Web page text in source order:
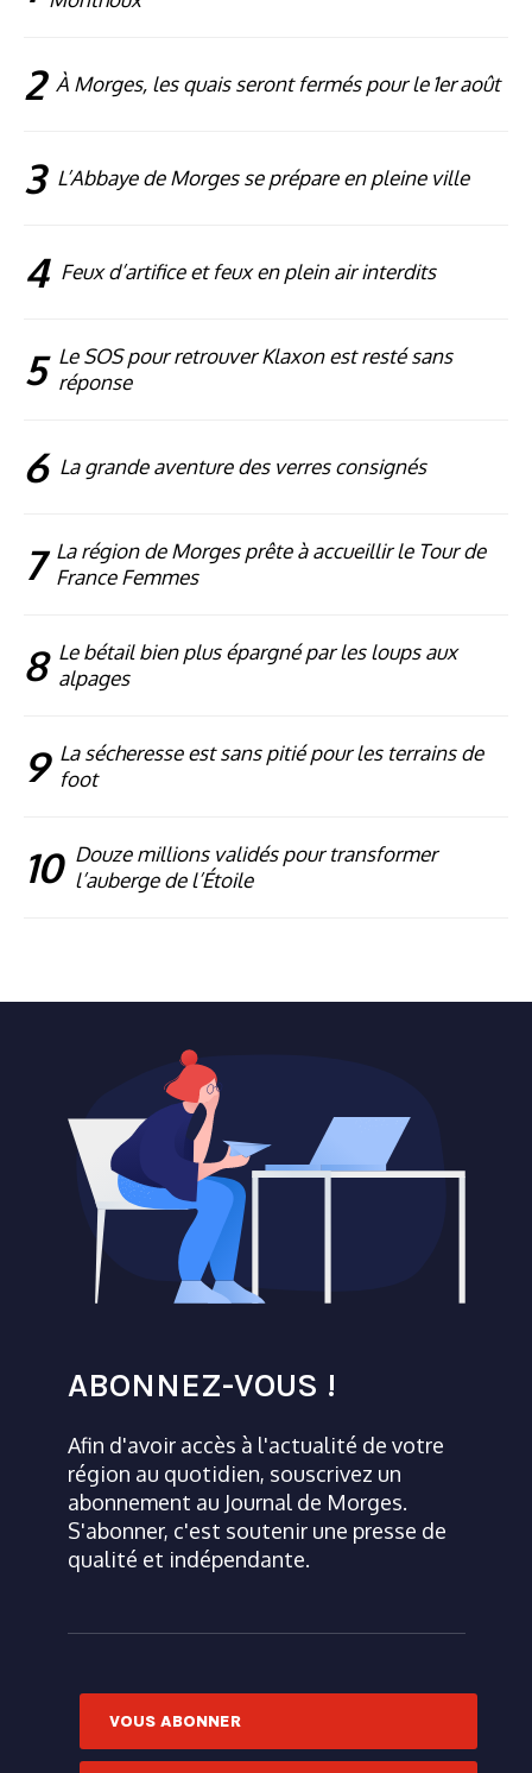
2 À Morges, les quais seront fermés pour le 1er août
3 L’Abbaye de Morges se prépare en pleine ville
4 Feux d’artifice et feux en plein air interdits
5 Le SOS pour retrouver Klaxon est resté sans
réponse
6 La grande aventure des verres consignés
7 La région de Morges prête à accueillir le Tour de
France Femmes
8 Le bétail bien plus épargné par les loups aux
alpages
9 La sécheresse est sans pitié pour les terrains de
foot
10 Douze millions validés pour transformer
l’auberge de l’Étoile
ABONNEZ-VOUS !
Afin d'avoir accès à l'actualité de votre
région au quotidien, souscrivez un
abonnement au Journal de Morges.
S'abonner, c'est soutenir une presse de
qualité et indépendante.
VOUS ABONNER